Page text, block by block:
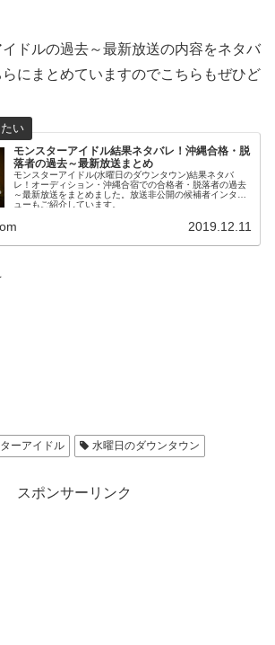
ドルの過去～最新放送の内容をネタバ
にまとめていますのでこちらもぜひど
モンスターアイドル結果ネタバレ！沖縄合格・脱
落者の過去～最新放送まとめ
モンスターアイドル(水曜日のダウンタウン)結果ネタバ
レ！オーディション・沖縄合宿での合格者・脱落者の過去
～最新放送をまとめました。放送非公開の候補者インタビ
ューもご紹介しています。
2019.12.11
ーアイドル 水曜日のダウンタウン
スポンサーリンク